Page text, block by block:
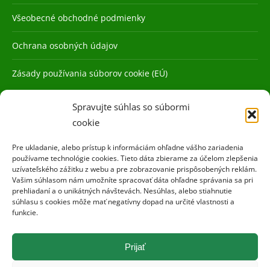
Spravujte súhlas so súbormi
cookie
Pre ukladanie, alebo prístup k informáciám ohľadne vášho zariadenia
používame technológie cookies. Tieto dáta zbierame za účelom zlepšenia
uzívateľského zážitku z webu a pre zobrazovanie prispôsobených reklám.
Vašim súhlasom nám umožníte spracovať dáta ohľadne správania sa pri
prehliadaní a o unikátných návštevách. Nesúhlas, alebo stiahnutie
súhlasu s cookies môže mať negatívny dopad na určité vlastnosti a
funkcie.
Prijať
Všeobecné obchodné podmienky
Ochrana osobných údajov
Zásady používania súborov cookie (EÚ)